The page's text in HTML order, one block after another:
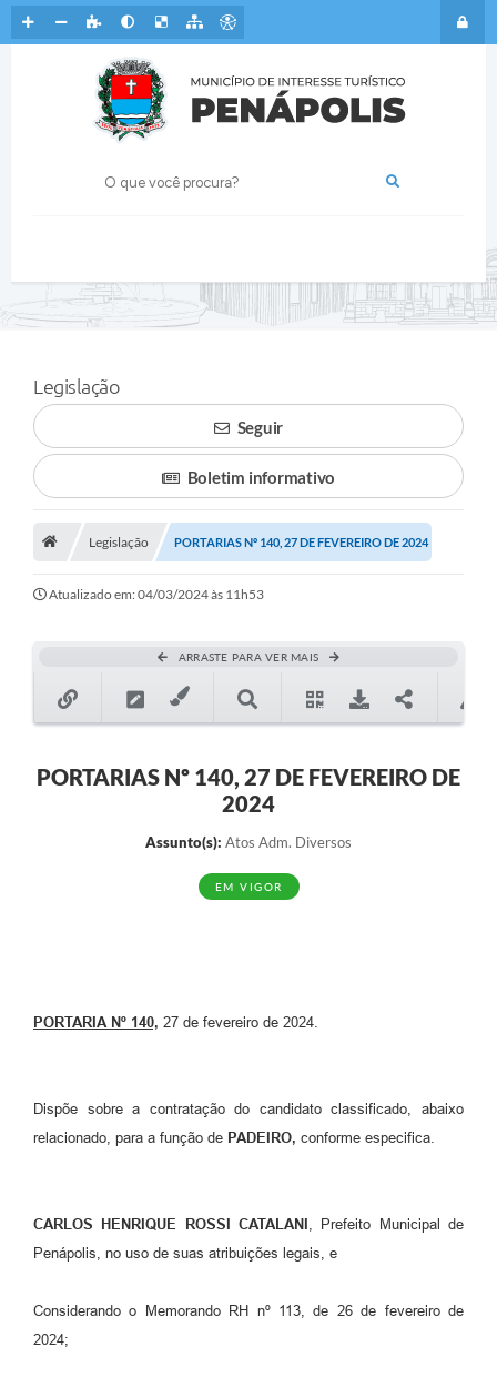
Legislação
Seguir
Boletim informativo
Legislação PORTARIAS Nº 140, 27 DE FEVEREIRO DE 2024
Atualizado em: 04/03/2024 às 11h53
ARRASTE PARA VER MAIS
PORTARIAS Nº 140, 27 DE FEVEREIRO DE
2024
Assunto(s): Atos Adm. Diversos
EM VIGOR
PORTARIA Nº 140, 27 de fevereiro de 2024.
Dispõe sobre a contratação do candidato classificado, abaixo
relacionado, para a função de PADEIRO, conforme especifica.
CARLOS HENRIQUE ROSSI CATALANI , Prefeito Municipal de
Penápolis, no uso de suas atribuições legais, e
Considerando o Memorando RH nº 113, de 26 de fevereiro de
2024;